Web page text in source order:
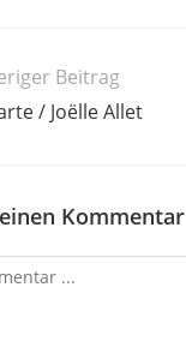
Beitrag
/ Joëlle Allet
Kommentar